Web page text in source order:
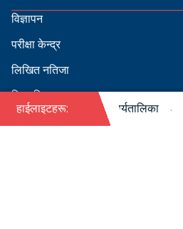
विज्ञापन
परीक्षा केन्द्र
लिखित नतिजा
सिफारिस
हाईलाइटहरू:
सम्बन्धी वार्षिक कार्यतालिका